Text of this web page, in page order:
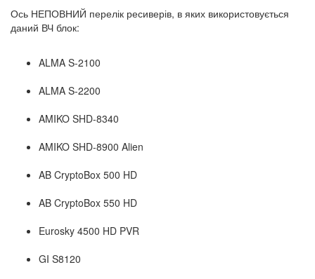
Ось НЕПОВНИЙ перелік ресиверів, в яких використовується
даний ВЧ блок:
ALMA S-2100
ALMA S-2200
AMIKO SHD-8340
AMIKO SHD-8900 Alien
AB CryptoBox 500 HD
AB CryptoBox 550 HD
Eurosky 4500 HD PVR
GI S8120